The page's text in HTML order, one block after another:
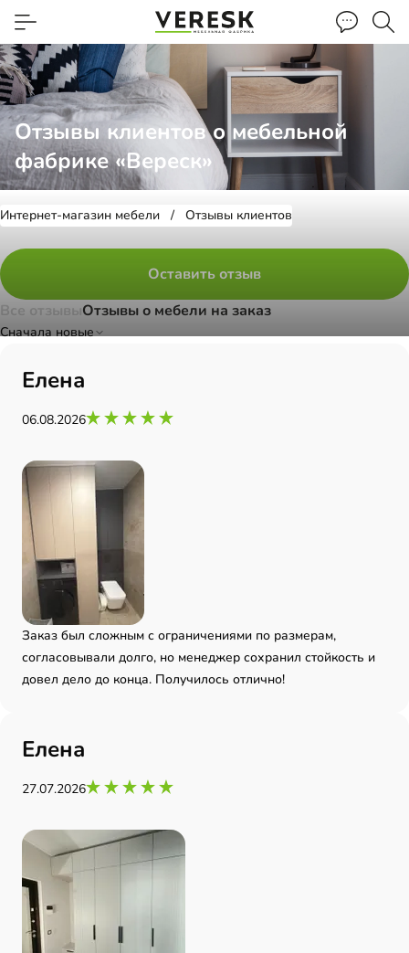
Отзывы клиентов о мебельной
фабрике «Вереск»
Интернет-магазин мебели Отзывы клиентов
Оставить отзыв
Все отзывыОтзывы о мебели на заказ
Cначала новые
Елена
06.08.2026
Заказ был сложным с ограничениями по размерам,
согласовывали долго, но менеджер сохранил стойкость и
довел дело до конца. Получилось отлично!
Елена
27.07.2026